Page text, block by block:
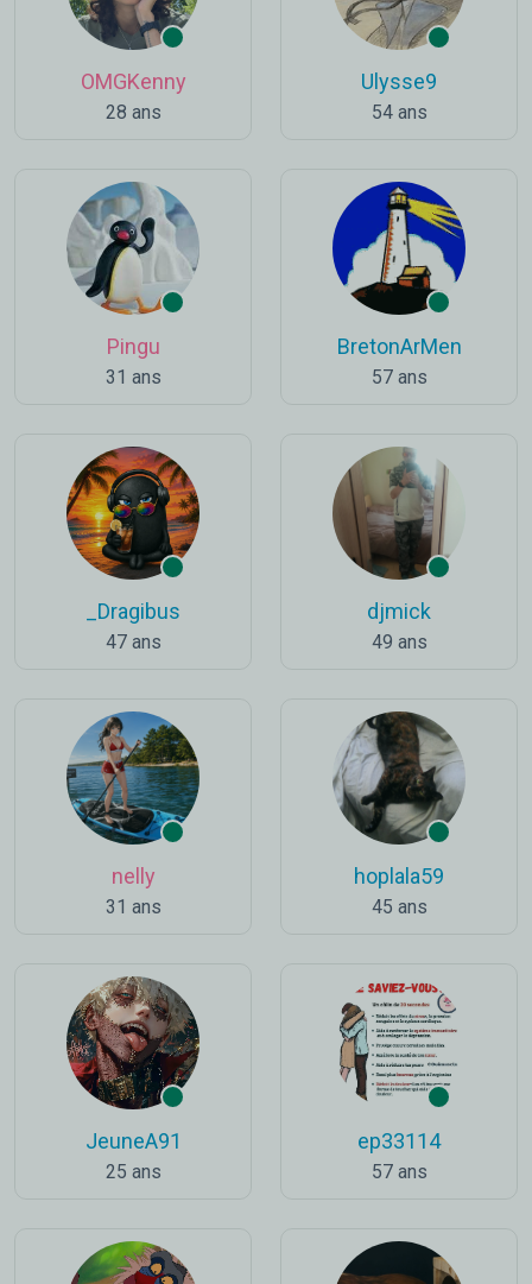
OMGKenny
28 ans
Ulysse9
54 ans
Pingu
31 ans
BretonArMen
57 ans
_Dragibus
47 ans
djmick
49 ans
nelly
31 ans
hoplala59
45 ans
JeuneA91
25 ans
ep33114
57 ans